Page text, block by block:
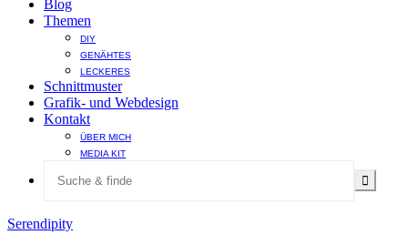
Blog
Themen
DIY
GENÄHTES
LECKERES
Schnittmuster
Grafik- und Webdesign
Kontakt
ÜBER MICH
MEDIA KIT
Serendipity